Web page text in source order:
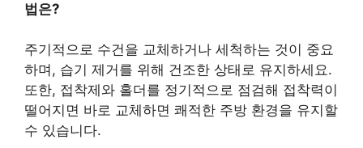
법은?
주기적으로 수건을 교체하거나 세척하는 것이 중요
하며, 습기 제거를 위해 건조한 상태로 유지하세요.
또한, 접착제와 홀더를 정기적으로 점검해 접착력이
떨어지면 바로 교체하면 쾌적한 주방 환경을 유지할
수 있습니다.